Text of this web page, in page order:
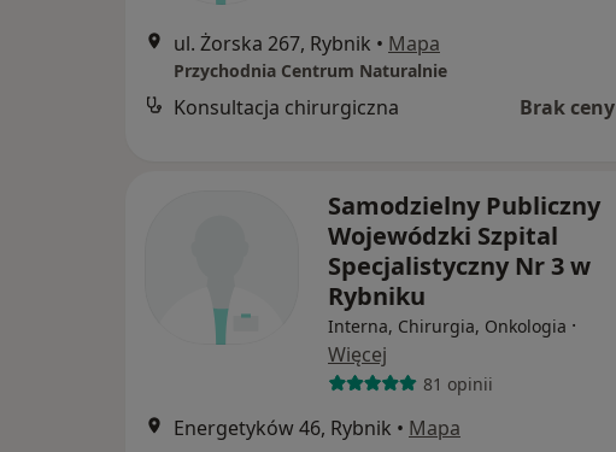
ul. Żorska 267, Rybnik • Mapa
Przychodnia Centrum Naturalnie
Konsultacja chirurgiczna Brak ceny
Samodzielny Publiczny
Wojewódzki Szpital
Specjalistyczny Nr 3 w
Rybniku
Interna, Chirurgia, Onkologia ·
Więcej
81 opinii
Energetyków 46, Rybnik • Mapa